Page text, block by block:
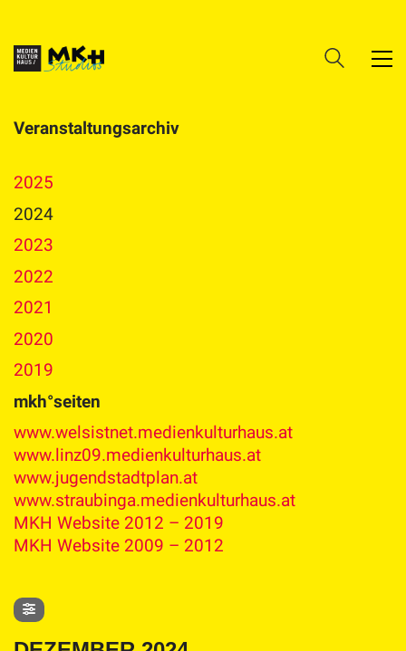
Veranstaltungsarchiv
2025
2024
2023
2022
2021
2020
2019
mkh°seiten
www.welsistnet.medienkulturhaus.at
www.linz09.medienkulturhaus.at
www.jugendstadtplan.at
www.straubinga.medienkulturhaus.at
MKH Website 2012 – 2019
MKH Website 2009 – 2012